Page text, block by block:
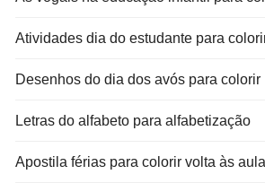
Atividades dia do estudante para
Desenhos do dia dos avós para colorir
Letras do alfabeto para alfabetização
Apostila férias para colorir volta às